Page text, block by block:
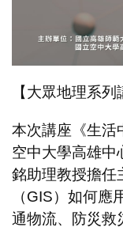
【大眾地理系列
本次講座《生活
空中大學高雄中
銘助理教授擔任
（GIS）如何
通物流、防災救